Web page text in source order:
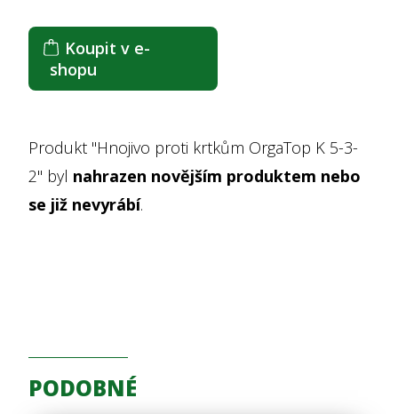
Koupit v e-
shopu
Produkt "Hnojivo proti krtkům OrgaTop K 5-3-
2" byl nahrazen novějším produktem nebo
se již nevyrábí.
PODOBNÉ